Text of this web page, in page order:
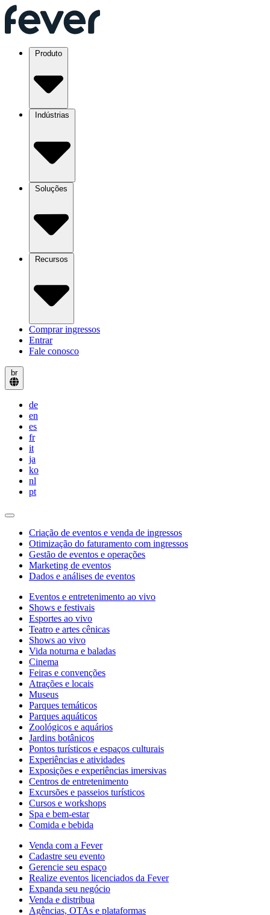
Comprar ingressos
Entrar
Fale conosco
br
de
en
es
fr
it
ja
ko
nl
pt
Criação de eventos e venda de ingressos
Otimização do faturamento com ingressos
Gestão de eventos e operações
Marketing de eventos
Dados e análises de eventos
Eventos e entretenimento ao vivo
Shows e festivais
Esportes ao vivo
Teatro e artes cênicas
Shows ao vivo
Vida noturna e baladas
Cinema
Feiras e convenções
Atrações e locais
Museus
Parques temáticos
Parques aquáticos
Zoológicos e aquários
Jardins botânicos
Pontos turísticos e espaços culturais
Experiências e atividades
Exposições e experiências imersivas
Centros de entretenimento
Excursões e passeios turísticos
Cursos e workshops
Spa e bem-estar
Comida e bebida
Venda com a Fever
Cadastre seu evento
Gerencie seu espaço
Realize eventos licenciados da Fever
Expanda seu negócio
Venda e distribua
Agências, OTAs e plataformas